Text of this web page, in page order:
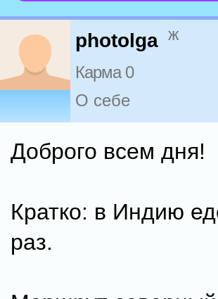
photolga ж
Карма 0
О себе
Доброго всем дня!
Кратко: в Индию
раз.